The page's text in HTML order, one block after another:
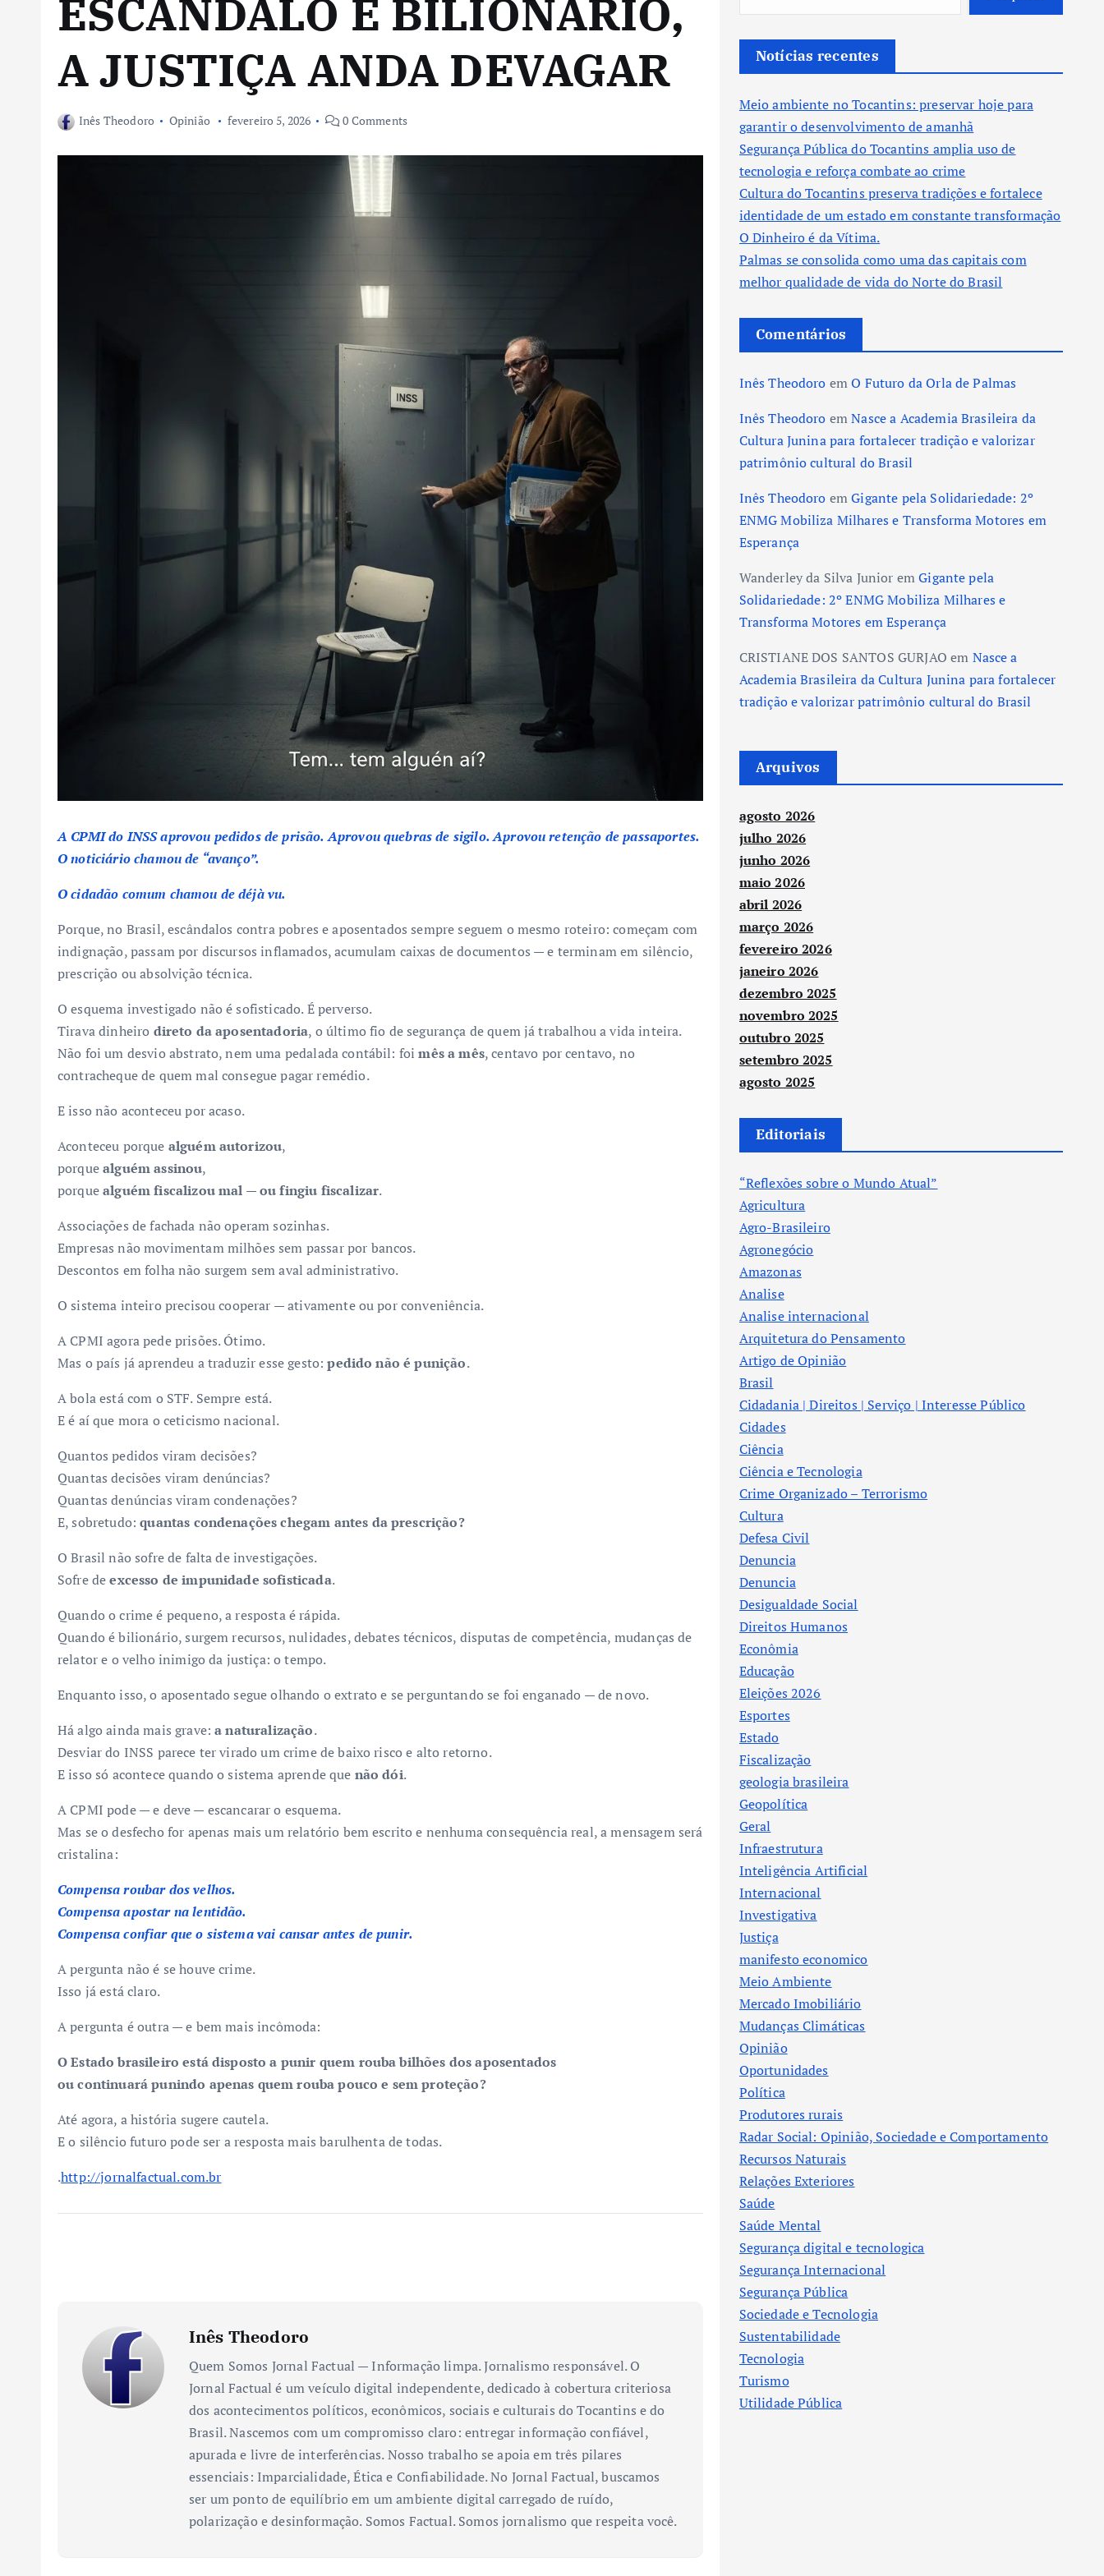
ESCÂNDALO É BILIONÁRIO,
A JUSTIÇA ANDA DEVAGAR
Inês Theodoro Opinião fevereiro 5, 2026 0 Comments
A CPMI do INSS aprovou pedidos de prisão. Aprovou quebras de sigilo. Aprovou retenção de passaportes.
O noticiário chamou de “avanço”.
O cidadão comum chamou dedéjà vu.
Porque, no Brasil, escândalos contra pobres e aposentados sempre seguem o mesmo roteiro: começam com
indignação, passam por discursos inflamados, acumulam caixas de documentos — e terminam em silêncio,
prescrição ou absolvição técnica.
O esquema investigado não é sofisticado. É perverso.
Tirava dinheiro direto da aposentadoria, o último fio de segurança de quem já trabalhou a vida inteira.
Não foi um desvio abstrato, nem uma pedalada contábil: foimês a mês, centavo por centavo, no
contracheque de quem mal consegue pagar remédio.
E isso não aconteceu por acaso.
Aconteceu porque alguém autorizou,
porquealguém assinou,
porquealguém fiscalizou mal — ou fingiu fiscalizar.
Associações de fachada não operam sozinhas.
Empresas não movimentam milhões sem passar por bancos.
Descontos em folha não surgem sem aval administrativo.
O sistema inteiro precisou cooperar — ativamente ou por conveniência.
A CPMI agora pede prisões. Ótimo.
Mas o país já aprendeu a traduzir esse gesto:pedido não é punição.
A bola está com o STF. Sempre está.
E é aí que mora o ceticismo nacional.
Quantos pedidos viram decisões?
Quantas decisões viram denúncias?
Quantas denúncias viram condenações?
E, sobretudo:quantas condenações chegam antes da prescrição?
O Brasil não sofre de falta de investigações.
Sofre deexcesso de impunidade sofisticada.
Quando o crime é pequeno, a resposta é rápida.
Quando é bilionário, surgem recursos, nulidades, debates técnicos, disputas de competência, mudanças de
relator e o velho inimigo da justiça: o tempo.
Enquanto isso, o aposentado segue olhando o extrato e se perguntando se foi enganado — de novo.
Há algo ainda mais grave:a naturalização.
Desviar do INSS parece ter virado um crime de baixo risco e alto retorno.
E isso só acontece quando o sistema aprende que não dói.
A CPMI pode — e deve — escancarar o esquema.
Mas se o desfecho for apenas mais um relatório bem escrito e nenhuma consequência real, a mensagem será
cristalina:
Compensa roubar dos velhos.
Compensa apostar na lentidão.
Compensa confiar que o sistema vai cansar antes de punir.
A pergunta não é se houve crime.
Isso já está claro.
A pergunta é outra — e bem mais incômoda:
O Estado brasileiro está disposto a punir quem rouba bilhões dos aposentados
ou continuará punindo apenas quem rouba pouco e sem proteção?
Até agora, a história sugere cautela.
E o silêncio futuro pode ser a resposta mais barulhenta de todas.
.http://jornalfactual.com.br
Inês Theodoro
Quem Somos Jornal Factual — Informação limpa. Jornalismo responsável. O
Jornal Factual é um veículo digital independente, dedicado à cobertura criteriosa
dos acontecimentos políticos, econômicos, sociais e culturais do Tocantins e do
Brasil. Nascemos com um compromisso claro: entregar informação confiável,
apurada e livre de interferências. Nosso trabalho se apoia em três pilares
essenciais: Imparcialidade, Ética e Confiabilidade. No Jornal Factual, buscamos
ser um ponto de equilíbrio em um ambiente digital carregado de ruído,
polarização e desinformação. Somos Factual. Somos jornalismo que respeita você.
Notícias recentes
Meio ambiente no Tocantins: preservar hoje para
garantir o desenvolvimento de amanhã
Segurança Pública do Tocantins amplia uso de
tecnologia e reforça combate ao crime
Cultura do Tocantins preserva tradições e fortalece
identidade de um estado em constante transformação
O Dinheiro é da Vítima.
Palmas se consolida como uma das capitais com
melhor qualidade de vida do Norte do Brasil
Comentários
Inês Theodoro emO Futuro da Orla de Palmas
Inês Theodoro emNasce a Academia Brasileira da
Cultura Junina para fortalecer tradição e valorizar
patrimônio cultural do Brasil
Inês Theodoro emGigante pela Solidariedade: 2º
ENMG Mobiliza Milhares e Transforma Motores em
Esperança
Wanderley da Silva Junior emGigante pela
Solidariedade: 2º ENMG Mobiliza Milhares e
Transforma Motores em Esperança
CRISTIANE DOS SANTOS GURJAO em Nasce a
Academia Brasileira da Cultura Junina para fortalecer
tradição e valorizar patrimônio cultural do Brasil
Arquivos
agosto 2026
julho 2026
junho 2026
maio 2026
abril 2026
março 2026
fevereiro 2026
janeiro 2026
dezembro 2025
novembro 2025
outubro 2025
setembro 2025
agosto 2025
Editoriais
“Reflexões sobre o Mundo Atual”
Agricultura
Agro-Brasileiro
Agronegócio
Amazonas
Analise
Analise internacional
Arquitetura do Pensamento
Artigo de Opinião
Brasil
Cidadania | Direitos | Serviço | Interesse Público
Cidades
Ciência
Ciência e Tecnologia
Crime Organizado – Terrorismo
Cultura
Defesa Civil
Denuncia
Denuncia
Desigualdade Social
Direitos Humanos
Econômia
Educação
Eleições 2026
Esportes
Estado
Fiscalização
geologia brasileira
Geopolítica
Geral
Infraestrutura
Inteligência Artificial
Internacional
Investigativa
Justiça
manifesto economico
Meio Ambiente
Mercado Imobiliário
Mudanças Climáticas
Opinião
Oportunidades
Política
Produtores rurais
Radar Social: Opinião, Sociedade e Comportamento
Recursos Naturais
Relações Exteriores
Saúde
Saúde Mental
Segurança digital e tecnologica
Segurança Internacional
Segurança Pública
Sociedade e Tecnologia
Sustentabilidade
Tecnologia
Turismo
Utilidade Pública